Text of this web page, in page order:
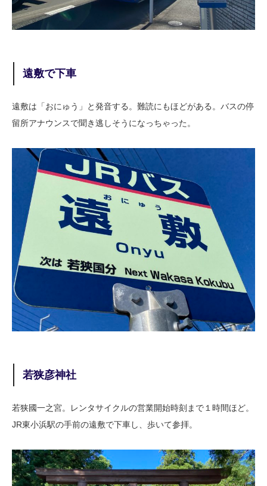
遠敷で下車
遠敷は「おにゅう」と発音する。難読にもほどがある。バスの停
留所アナウンスで聞き逃しそうになっちゃった。
若狭彦神社
若狭國一之宮。レンタサイクルの営業開始時刻まで１時間ほど。
JR東小浜駅の手前の遠敷で下車し、歩いて参拝。